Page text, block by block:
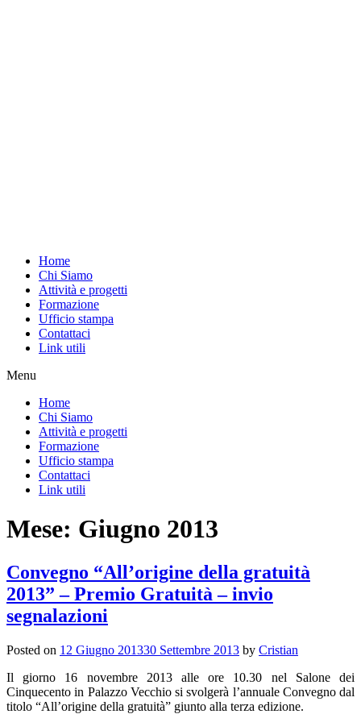
Home
Chi Siamo
Attività e progetti
Formazione
Ufficio stampa
Contattaci
Link utili
Menu
Home
Chi Siamo
Attività e progetti
Formazione
Ufficio stampa
Contattaci
Link utili
Mese: Giugno 2013
Convegno “All’origine della gratuità
2013” – Premio Gratuità – invio
segnalazioni
Posted on 12 Giugno 201330 Settembre 2013 by Cristian
Il giorno 16 novembre 2013 alle ore 10.30 nel Salone dei
Cinquecento in Palazzo Vecchio si svolgerà l’annuale Convegno dal
titolo “All’origine della gratuità” giunto alla terza edizione.